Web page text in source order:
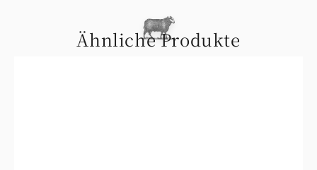
Ähnliche Produkte